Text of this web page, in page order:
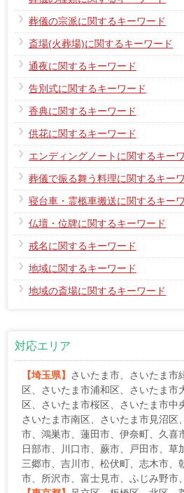
葬儀の宗派に関するキーワード
斎場(火葬場)に関するキーワード
通夜に関するキーワード
告別式に関するキーワード
香典に関するキーワード
供花に関するキーワード
エンディングノートに関するキー
葬儀で振る舞う料理に関するキー
寝台車・霊柩車搬送に関するキー
仏壇・位牌に関するキーワード
戒名に関するキーワード
地域に関するキーワード
地域の斎場に関するキーワード
対応エリア
【埼玉県】
さいたま市、さいたま市
区、さいたま市浦和区、さいたま市
区、さいたま市桜区、さいたま市中
さいたま市南区、さいたま市見沼区
市、鴻巣市、蓮田市、伊奈町、久喜
日部市、川口市、蕨市、戸田市、草
三郷市、吉川市、松伏町、志木市、
市、所沢市、富士見市、ふじみ野市